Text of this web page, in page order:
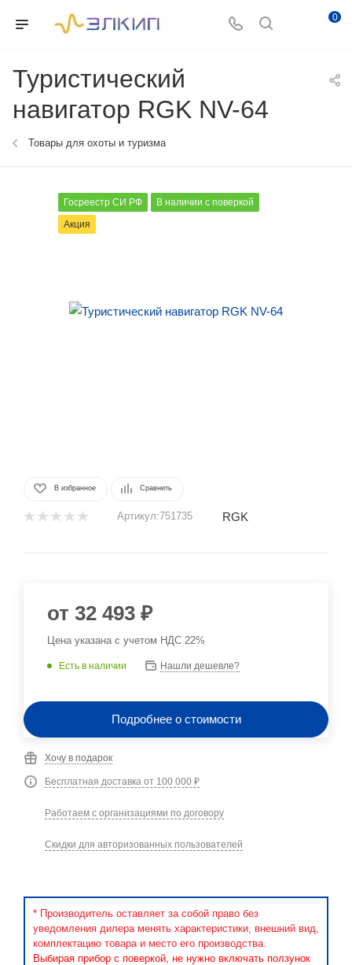
0
Туристический
навигатор RGK NV-64
Товары для охоты и туризма
Госреестр СИ РФ
В наличии с поверкой
Акция
В избранное Сравнить
Артикул:751735 RGK
от 32 493 ₽
Цена указана с учетом НДС 22%
Есть в наличии Нашли дешевле?
Подробнее о стоимости
Хочу в подарок
Бесплатная доставка от 100 000 ₽
Работаем с организациями по договору
Скидки для авторизованных пользователей
* Производитель оставляет за собой право без
уведомления дилера менять характеристики, внешний вид,
комплектацию товара и место его производства.
Выбирая прибор с поверкой, не нужно включать ползунок